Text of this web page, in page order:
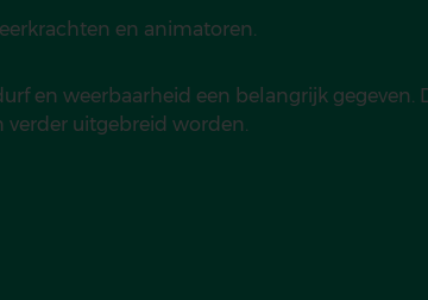
en animatoren.
en weerbaarheid een belangrijk gegeven.
verder uitgebreid worden.